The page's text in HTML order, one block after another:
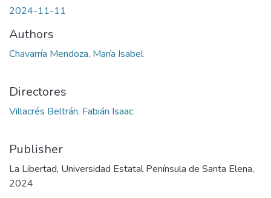
2024-11-11
Authors
Chavarría Mendoza, María Isabel
Directores
Villacrés Beltrán, Fabián Isaac
Publisher
La Libertad, Universidad Estatal Península de Santa Elena,
2024